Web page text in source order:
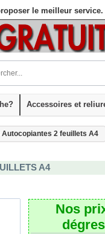
le meilleur service.
Accessoires et
2 feuillets A4
A4
Nos